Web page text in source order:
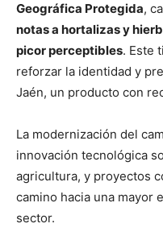
Geográfica Protegida,
notas a hortalizas y
picor perceptibles. Este
reforzar la identidad y
Jaén, un producto con
La modernización del
innovación tecnológica
agricultura, y proyectos
camino hacia una mayor
sector.